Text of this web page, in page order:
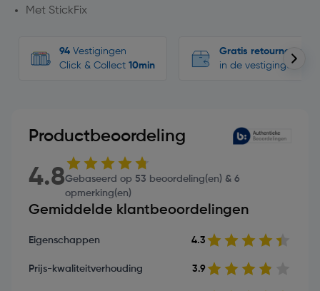
Met StickFix
94 Vestigingen
Click & Collect 10min
Gratis retourneren
in de vestigingen
Productbeoordeling
4.8Gebaseerd op 53 beoordeling(en) & 6
opmerking(en)
Gemiddelde klantbeoordelingen
Eigenschappen 4.3
Prijs-kwaliteitverhouding 3.9